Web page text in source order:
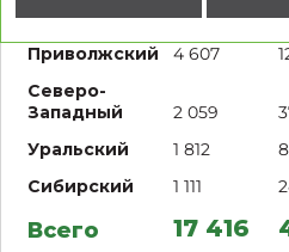
Центральный 4 596
Приволжский 4 607
Северо-
Западный
2 059
Уральский 1 812
Сибирский 1 111
Всего 17 416